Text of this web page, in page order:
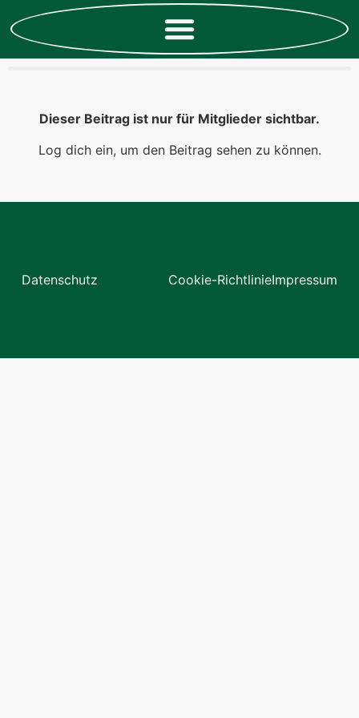
Dieser Beitrag ist nur für Mitglieder sichtbar.
Log dich ein, um den Beitrag sehen zu können.
Datenschutz Cookie-RichtlinieImpressum